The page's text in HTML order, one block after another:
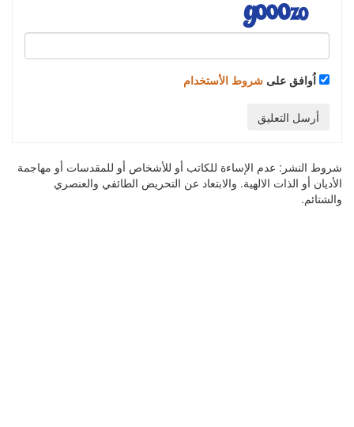
اُوافق على شروط الأستخدام
أرسل التعليق
شروط النشر: عدم الإساءة للكاتب أو للأشخاص أو للمقدسات أو مهاجمة
الأديان أو الذات الالهية. والابتعاد عن التحريض الطائفي والعنصري
والشتائم.